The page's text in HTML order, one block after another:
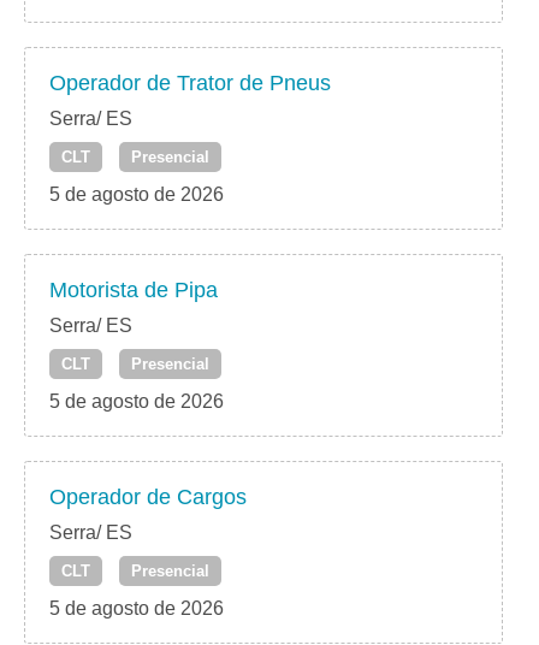
Operador de Trator de Pneus
Serra/ ES
CLT Presencial
5 de agosto de 2026
Motorista de Pipa
Serra/ ES
CLT Presencial
5 de agosto de 2026
Operador de Cargos
Serra/ ES
CLT Presencial
5 de agosto de 2026